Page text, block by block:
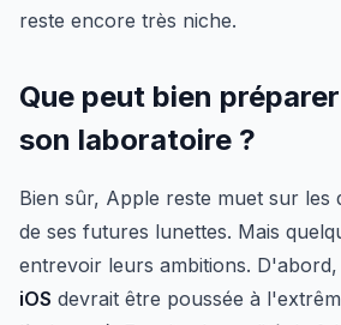
reste encore très niche.
Que peut bien
son laboratoire ?
Bien sûr, Apple reste muet sur les
de ses futures lunettes. Mais
entrevoir leurs ambitions.
iOS devrait être poussée à